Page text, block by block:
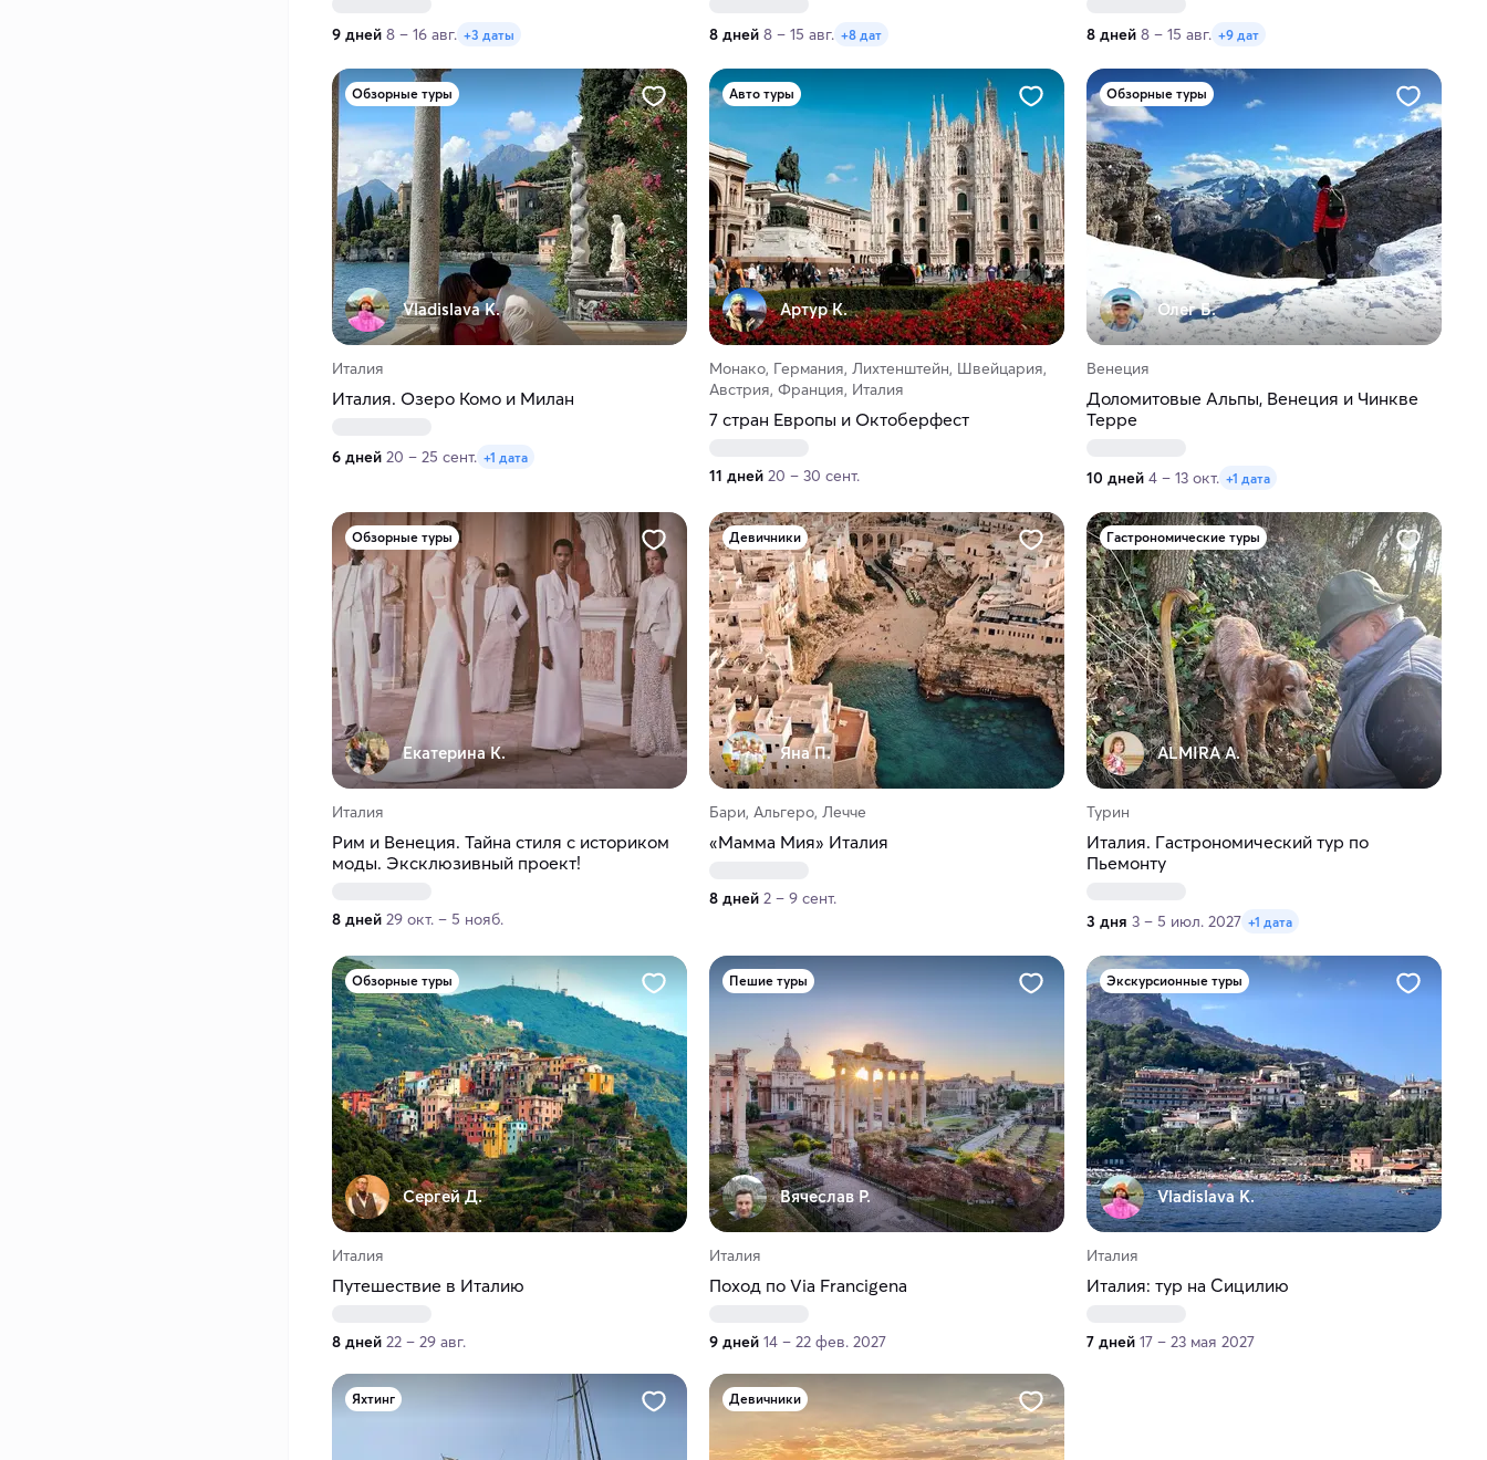
9 дней 8 – 16 авг. +3 даты 8 дней 8 – 15 авг. +8 дат 8 дней 8 – 15 авг. +9 дат
Обзорные туры
Vladislava K.
Италия
Италия. Озеро Комо и Милан
6 дней 20 – 25 сент. +1 дата
Авто туры
Артур К.
Монако, Германия, Лихтенштейн, Швейцария,
Австрия, Франция, Италия
7 стран Европы и Октоберфест
11 дней 20 – 30 сент.
Обзорные туры
Олег Б.
Венеция
Доломитовые Альпы, Венеция и Чинкве
Терре
10 дней 4 – 13 окт. +1 дата
Обзорные туры
Екатерина К.
Италия
Рим и Венеция. Тайна стиля с историком
моды. Эксклюзивный проект!
8 дней 29 окт. – 5 нояб.
Девичники
Яна П.
Бари, Альгеро, Лечче
«Мамма Мия» Италия
8 дней 2 – 9 сент.
Гастрономические туры
ALMIRA A.
Турин
Италия. Гастрономический тур по
Пьемонту
3 дня 3 – 5 июл. 2027 +1 дата
Обзорные туры
Сергей Д.
Италия
Путешествие в Италию
8 дней 22 – 29 авг.
Пешие туры
Вячеслав Р.
Италия
Поход по Via Francigena
9 дней 14 – 22 фев. 2027
Экскурсионные туры
Vladislava K.
Италия
Италия: тур на Сицилию
7 дней 17 – 23 мая 2027
Яхтинг Девичники